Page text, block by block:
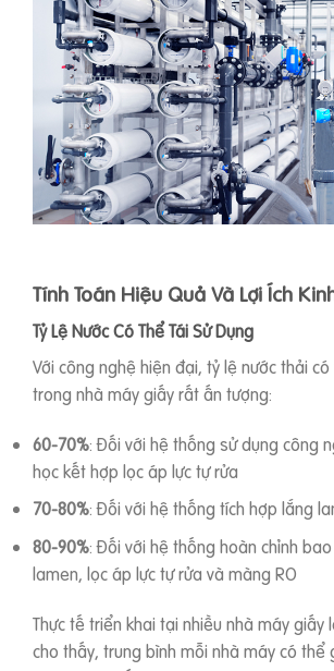
Tính Toán Hiệu Quả Và Lợi Ích
Tỷ Lệ Nước Có Thể Tái Sử Dụng
Với công nghệ hiện đại, tỷ lệ nước thải
trong nhà máy giấy rất ấn tượng:
60-70%: Đối với hệ thống sử dụng công
học kết hợp lọc áp lực tự rửa
70-80%: Đối với hệ thống tích hợp lắng
80-90%: Đối với hệ thống hoàn chỉnh
lamen, lọc áp lực tự rửa và màng RO
Thực tế triển khai tại nhiều nhà máy giấy
cho thấy, trung bình mỗi nhà máy có thể